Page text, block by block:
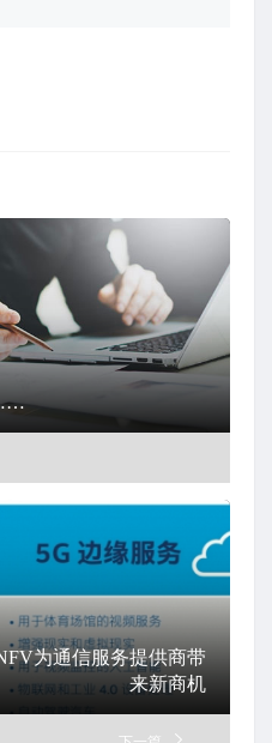
为通信服务提供商带
来新商机